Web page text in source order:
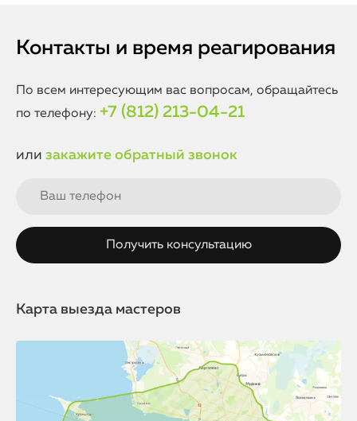
Контакты и время реагирования
По всем интересующим вас вопросам, обращайтесь
по телефону: +7 (812) 213-04-21
или закажите обратный звонок
Карта выезда мастеров